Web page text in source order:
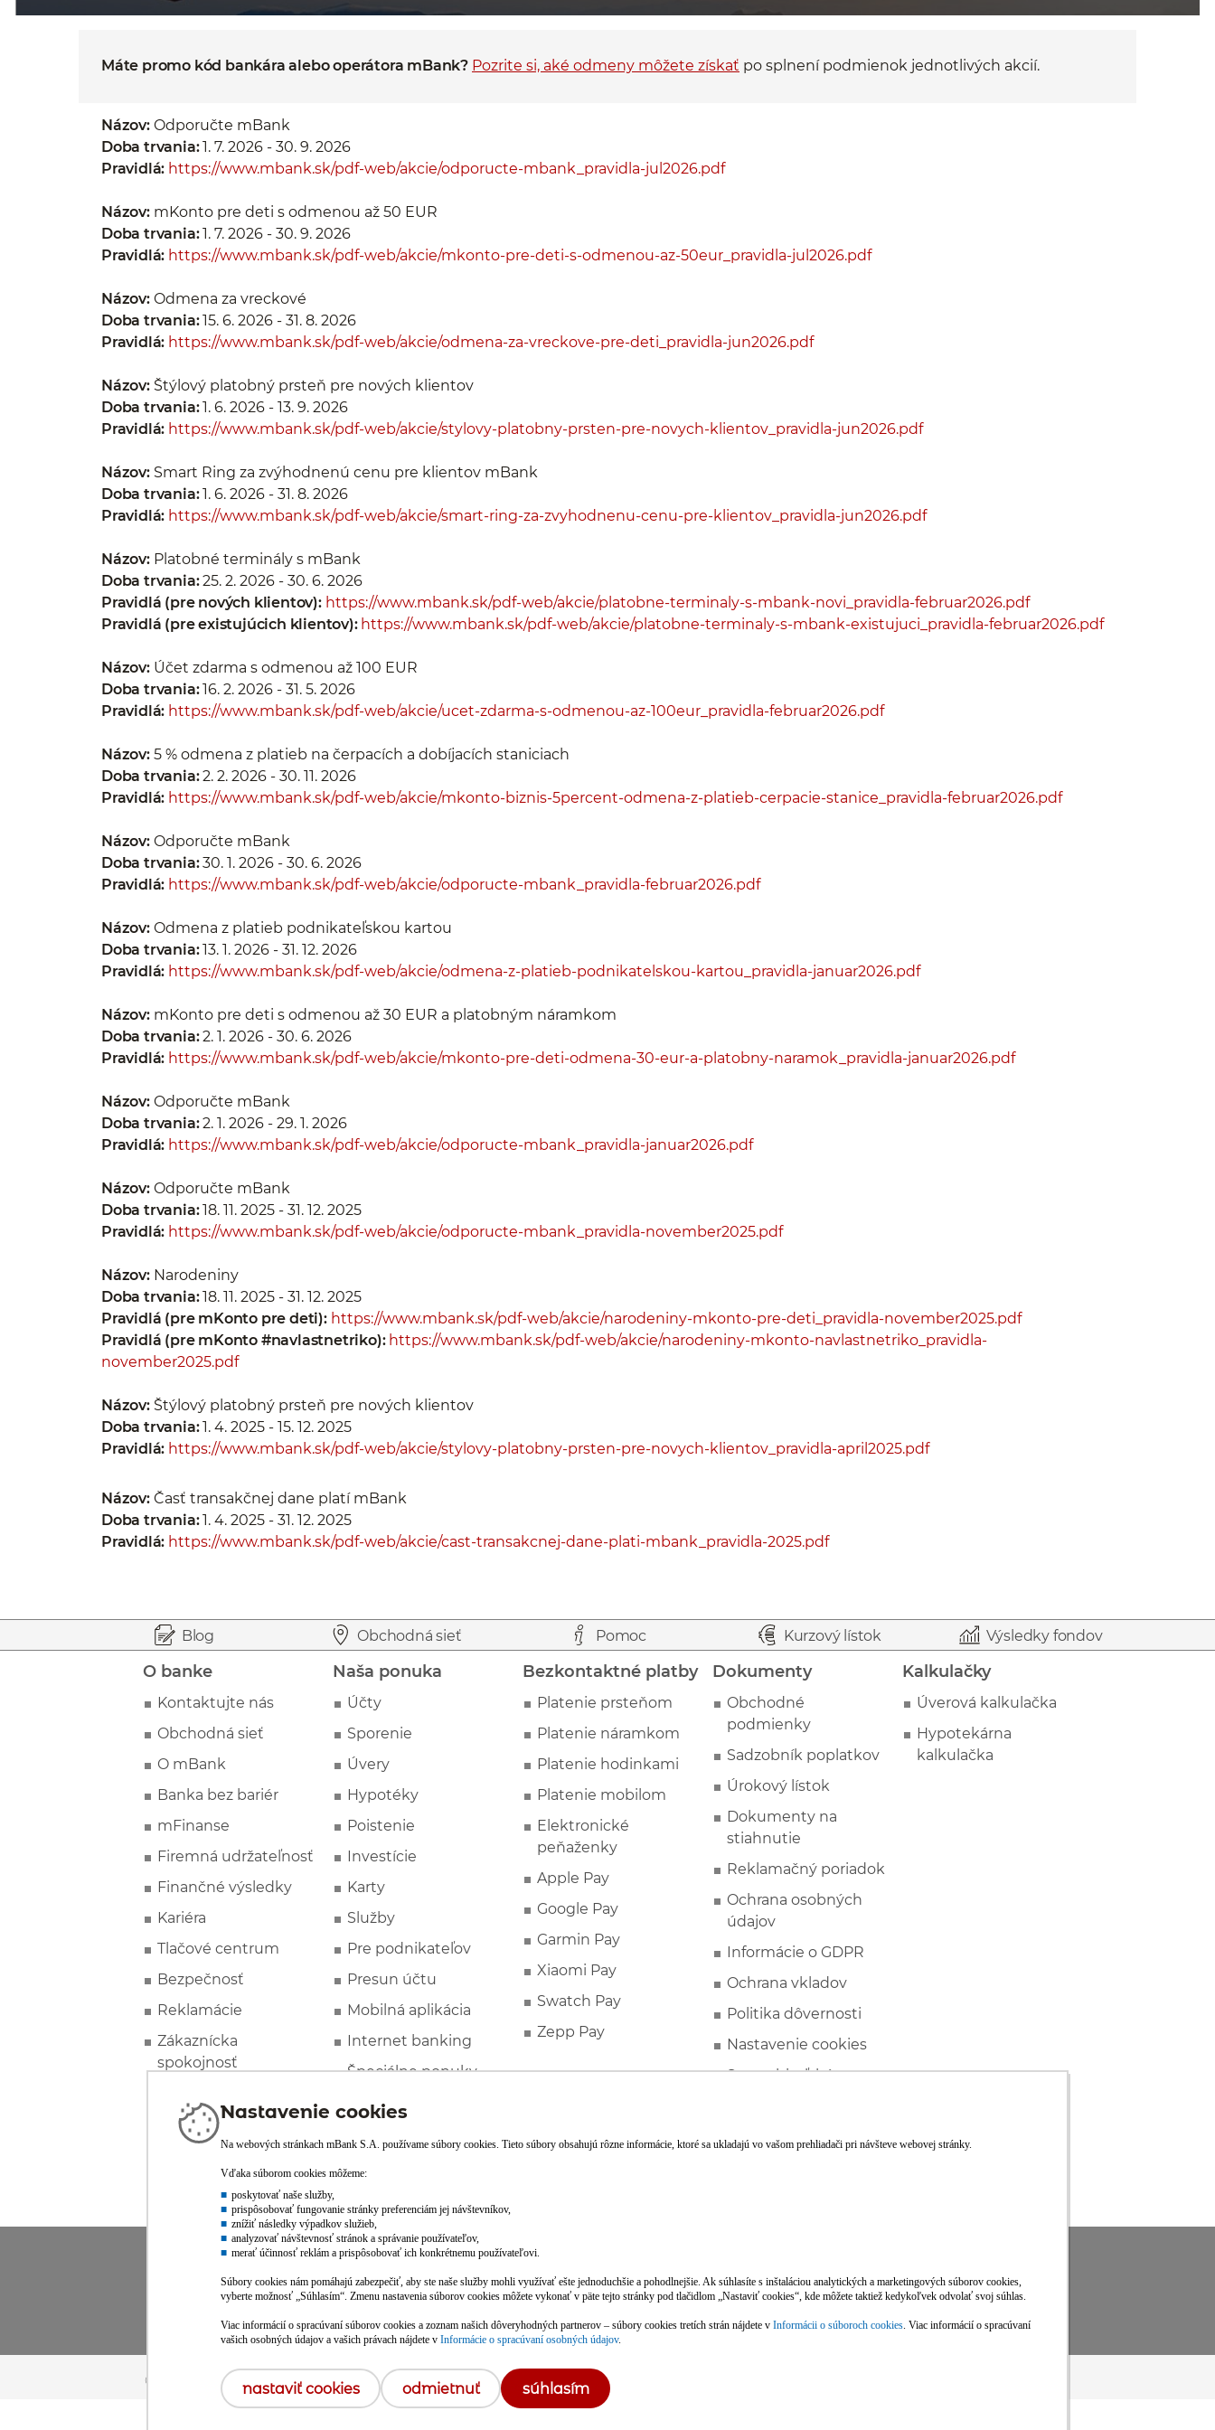
Máte promo kód bankára alebo operátora mBank? Pozrite si, aké odmeny môžete získať po splnení podmienok jednotlivých akcií.
Názov: Odporučte mBank
Doba trvania:1. 7. 2026 - 30. 9. 2026
Pravidlá: https://www.mbank.sk/pdf-web/akcie/odporucte-mbank_pravidla-jul2026.pdf
Názov: mKonto pre deti s odmenou až 50 EUR
Doba trvania:1. 7. 2026 - 30. 9. 2026
Pravidlá: https://www.mbank.sk/pdf-web/akcie/mkonto-pre-deti-s-odmenou-az-50eur_pravidla-jul2026.pdf
Názov: Odmena za vreckové
Doba trvania:15. 6. 2026 - 31. 8. 2026
Pravidlá: https://www.mbank.sk/pdf-web/akcie/odmena-za-vreckove-pre-deti_pravidla-jun2026.pdf
Názov: Štýlový platobný prsteň pre nových klientov
Doba trvania:1. 6. 2026 - 13. 9. 2026
Pravidlá: https://www.mbank.sk/pdf-web/akcie/stylovy-platobny-prsten-pre-novych-klientov_pravidla-jun2026.pdf
Názov:Smart Ring za zvýhodnenú cenu pre klientov mBank
Doba trvania:1. 6. 2026 - 31. 8. 2026
Pravidlá: https://www.mbank.sk/pdf-web/akcie/smart-ring-za-zvyhodnenu-cenu-pre-klientov_pravidla-jun2026.pdf
Názov: Platobné terminály s mBank
Doba trvania:25. 2. 2026 - 30. 6. 2026
Pravidlá (pre nových klientov): https://www.mbank.sk/pdf-web/akcie/platobne-terminaly-s-mbank-novi_pravidla-februar2026.pdf
Pravidlá (pre existujúcich klientov): https://www.mbank.sk/pdf-web/akcie/platobne-terminaly-s-mbank-existujuci_pravidla-februar2026.pdf
Názov: Účet zdarma s odmenou až 100 EUR
Doba trvania:16. 2. 2026 - 31. 5. 2026
Pravidlá: https://www.mbank.sk/pdf-web/akcie/ucet-zdarma-s-odmenou-az-100eur_pravidla-februar2026.pdf
Názov: 5 % odmena z platieb na čerpacích a dobíjacích staniciach
Doba trvania:2. 2. 2026 - 30. 11. 2026
Pravidlá: https://www.mbank.sk/pdf-web/akcie/mkonto-biznis-5percent-odmena-z-platieb-cerpacie-stanice_pravidla-februar2026.pdf
Názov: Odporučte mBank
Doba trvania:30. 1. 2026 - 30. 6. 2026
Pravidlá: https://www.mbank.sk/pdf-web/akcie/odporucte-mbank_pravidla-februar2026.pdf
Názov: Odmena z platieb podnikateľskou kartou
Doba trvania:13. 1. 2026 - 31. 12. 2026
Pravidlá: https://www.mbank.sk/pdf-web/akcie/odmena-z-platieb-podnikatelskou-kartou_pravidla-januar2026.pdf
Názov: mKonto pre deti s odmenou až 30 EUR a platobným náramkom
Doba trvania:2. 1. 2026 - 30. 6. 2026
Pravidlá: https://www.mbank.sk/pdf-web/akcie/mkonto-pre-deti-odmena-30-eur-a-platobny-naramok_pravidla-januar2026.pdf
Názov: Odporučte mBank
Doba trvania:2. 1. 2026 - 29. 1. 2026
Pravidlá: https://www.mbank.sk/pdf-web/akcie/odporucte-mbank_pravidla-januar2026.pdf
Názov: Odporučte mBank
Doba trvania:18. 11. 2025 - 31. 12. 2025
Pravidlá: https://www.mbank.sk/pdf-web/akcie/odporucte-mbank_pravidla-november2025.pdf
Názov: Narodeniny
Doba trvania:18. 11. 2025 - 31. 12. 2025
Pravidlá (pre mKonto pre deti): https://www.mbank.sk/pdf-web/akcie/narodeniny-mkonto-pre-deti_pravidla-november2025.pdf
Pravidlá (pre mKonto #navlastnetriko): https://www.mbank.sk/pdf-web/akcie/narodeniny-mkonto-navlastnetriko_pravidla-
november2025.pdf
Názov:Štýlový platobný prsteň pre nových klientov
Doba trvania:1. 4. 2025 - 15. 12. 2025
Pravidlá: https://www.mbank.sk/pdf-web/akcie/stylovy-platobny-prsten-pre-novych-klientov_pravidla-april2025.pdf
Názov:Časť transakčnej dane platí mBank
Doba trvania:1. 4. 2025 - 31. 12. 2025
Pravidlá: https://www.mbank.sk/pdf-web/akcie/cast-transakcnej-dane-plati-mbank_pravidla-2025.pdf
Blog Obchodná sieť Pomoc Kurzový lístok Výsledky fondov
O banke
Kontaktujte nás
Obchodná sieť
O mBank
Banka bez bariér
mFinanse
Firemná udržateľnosť
Finančné výsledky
Kariéra
Tlačové centrum
Bezpečnosť
Reklamácie
Zákaznícka
spokojnosť
Naša ponuka
Účty
Sporenie
Úvery
Hypotéky
Poistenie
Investície
Karty
Služby
Pre podnikateľov
Presun účtu
Mobilná aplikácia
Internet banking
Špeciálne ponuky
Bezkontaktné platby
Platenie prsteňom
Platenie náramkom
Platenie hodinkami
Platenie mobilom
Elektronické
peňaženky
Apple Pay
Google Pay
Garmin Pay
Xiaomi Pay
Swatch Pay
Zepp Pay
Dokumenty
Obchodné
podmienky
Sadzobník poplatkov
Úrokový lístok
Dokumenty na
stiahnutie
Reklamačný poriadok
Ochrana osobných
údajov
Informácie o GDPR
Ochrana vkladov
Politika dôvernosti
Nastavenie cookies
Spotrebiteľské
Kalkulačky
Úverová kalkulačka
Hypotekárna
kalkulačka
Viac informácií
© mBank S.A. / powered by